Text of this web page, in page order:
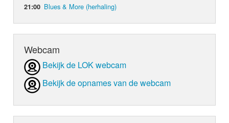
21:00 Blues & More (herhaling)
Webcam
Bekijk de LOK webcam
Bekijk de opnames van de webcam